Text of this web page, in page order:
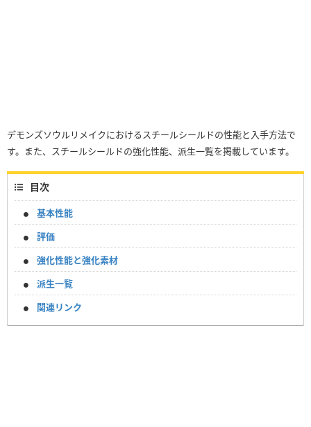
デモンズソウルリメイクにおけるスチールシールドの性能と入手方法で
す。また、スチールシールドの強化性能、派生一覧を掲載しています。
目次
基本性能
評価
強化性能と強化素材
派生一覧
関連リンク